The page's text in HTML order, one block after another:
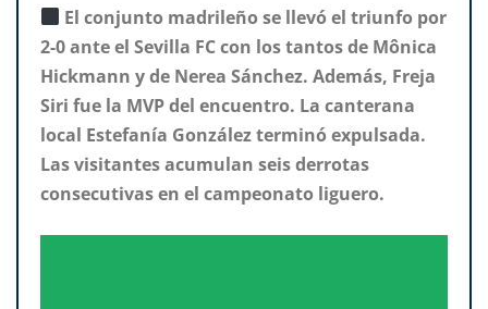
El conjunto madrileño se llevó el triunfo por
2-0 ante el Sevilla FC con los tantos de Mônica
Hickmann y de Nerea Sánchez. Además, Freja
Siri fue la MVP del encuentro. La canterana
local Estefanía González terminó expulsada.
Las visitantes acumulan seis derrotas
consecutivas en el campeonato liguero.